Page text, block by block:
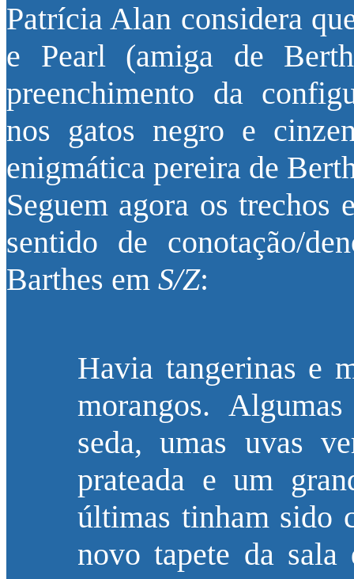
Patrícia Alan considera
e Pearl (amiga de
preenchimento da
nos gatos negro e
enigmática pereira de
Seguem agora os trechos
sentido de conotação/
Barthes em S/Z:
Havia tangerinas e
morangos.
seda, umas uvas
prateada e um
últimas tinham sido
novo tapete da